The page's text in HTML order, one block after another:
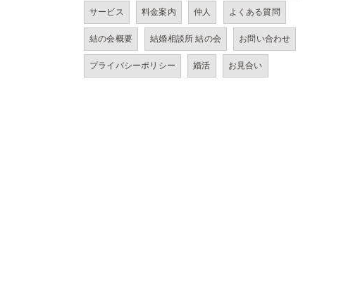
サービス 料金案内 仲人 よくある質問
結の会概要 結婚相談所 結の会 お問い合わせ
プライバシーポリシー 婚活 お見合い